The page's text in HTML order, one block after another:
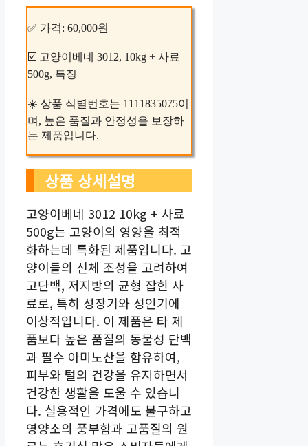
✅ 가격: 60,000원
☑️ 고양이베네 3012, 10kg + 사료
500g, 특징
☀️ 상품 식별번호는 1111835075이
며, 높은 품질과 안정성을 보장하
는 제품입니다.
상품 상세설명
고양이베네 3012 10kg + 사료
500g는 고양이의 영양을 최적
화하는데 특화된 제품입니다. 고
양이들의 신체 조성을 고려하여
고단백, 저지방의 균형 잡힌 사
료로, 특히 성장기와 성인기에
이상적입니다. 이 제품은 타 제
품보다 높은 품질의 동물성 단백
과 필수 아미노산을 함유하여,
피부와 털의 건강을 유지하면서
건강한 생활을 도울 수 있습니
다. 실용적인 가격에도 불구하고
영양소의 풍부함과 고품질의 원